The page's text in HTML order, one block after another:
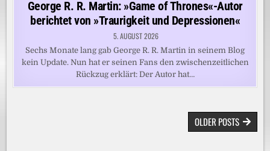
George R. R. Martin: »Game of Thrones«-Autor
berichtet von »Traurigkeit und Depressionen«
5. AUGUST 2026
Sechs Monate lang gab George R. R. Martin in seinem Blog
kein Update. Nun hat er seinen Fans den zwischenzeitlichen
Rückzug erklärt: Der Autor hat…
BEITRAGSNAVIGATIONOLDER POSTS